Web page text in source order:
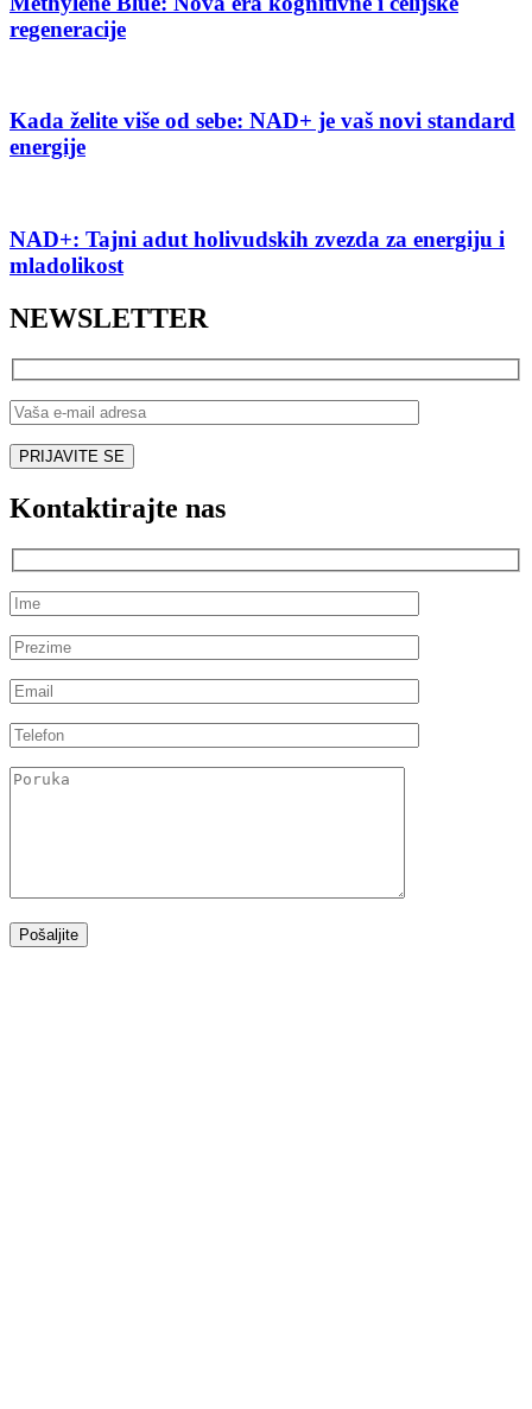
regeneracije
Kada želite više od sebe: NAD+ je vaš novi standard
energije
NAD+: Tajni adut holivudskih zvezda za energiju i
mladolikost
NEWSLETTER
Kontaktirajte nas